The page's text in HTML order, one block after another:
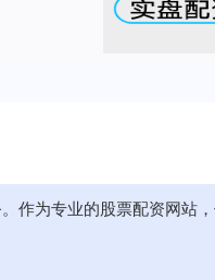
作为专业的股票配资网站